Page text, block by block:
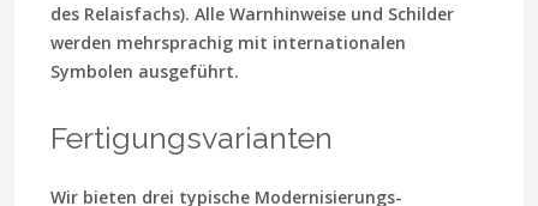
des Relaisfachs). Alle Warnhinweise und Schilder
werden mehrsprachig mit internationalen
Symbolen ausgeführt.
Fertigungsvarianten
Wir bieten drei typische Modernisierungs-